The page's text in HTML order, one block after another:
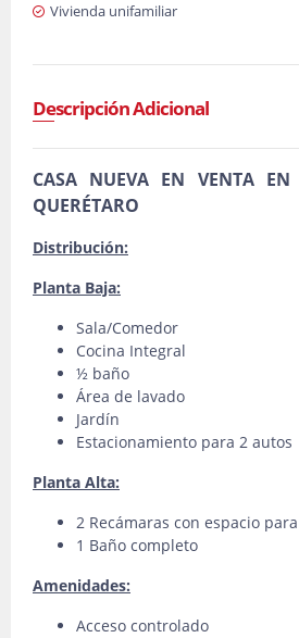
Vivienda unifamiliar
Descripción Adicional
CASA NUEVA EN VENTA EN
QUERÉTARO
Distribución:
Planta Baja:
Sala/Comedor
Cocina Integral
½ baño
Área de lavado
Jardín
Estacionamiento para 2 autos
Planta Alta:
2 Recámaras con espacio
1 Baño completo
Amenidades:
Acceso controlado